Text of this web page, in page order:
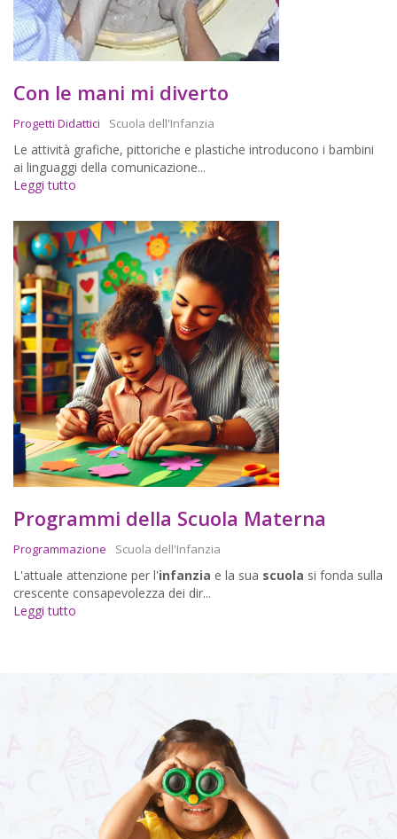
Con le mani mi diverto
Progetti Didattici Scuola dell'Infanzia
Le attività grafiche, pittoriche e plastiche introducono i bambini
ai linguaggi della comunicazione...
Leggi tutto
Programmi della Scuola Materna
Programmazione Scuola dell'Infanzia
L'attuale attenzione per l'infanzia e la sua scuola si fonda sulla
crescente consapevolezza dei dir...
Leggi tutto